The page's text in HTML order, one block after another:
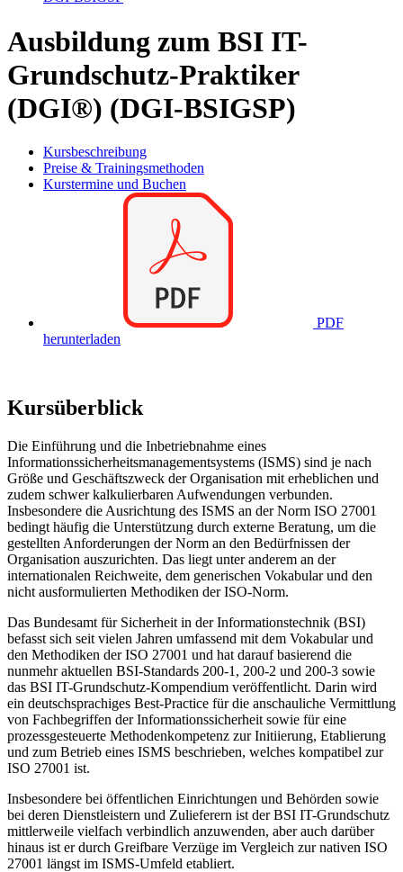
Ausbildung zum BSI IT-
Grundschutz-Praktiker
(DGI®) (DGI-BSIGSP)
Kursbeschreibung
Preise & Trainingsmethoden
Kurstermine und Buchen
PDF
herunterladen
Kursüberblick
Die Einführung und die Inbetriebnahme eines
Informationssicherheitsmanagementsystems (ISMS) sind je nach
Größe und Geschäftszweck der Organisation mit erheblichen und
zudem schwer kalkulierbaren Aufwendungen verbunden.
Insbesondere die Ausrichtung des ISMS an der Norm ISO 27001
bedingt häufig die Unterstützung durch externe Beratung, um die
gestellten Anforderungen der Norm an den Bedürfnissen der
Organisation auszurichten. Das liegt unter anderem an der
internationalen Reichweite, dem generischen Vokabular und den
nicht ausformulierten Methodiken der ISO-Norm.
Das Bundesamt für Sicherheit in der Informationstechnik (BSI)
befasst sich seit vielen Jahren umfassend mit dem Vokabular und
den Methodiken der ISO 27001 und hat darauf basierend die
nunmehr aktuellen BSI-Standards 200-1, 200-2 und 200-3 sowie
das BSI IT-Grundschutz-Kompendium veröffentlicht. Darin wird
ein deutschsprachiges Best-Practice für die anschauliche Vermittlung
von Fachbegriffen der Informationssicherheit sowie für eine
prozessgesteuerte Methodenkompetenz zur Initiierung, Etablierung
und zum Betrieb eines ISMS beschrieben, welches kompatibel zur
ISO 27001 ist.
Insbesondere bei öffentlichen Einrichtungen und Behörden sowie
bei deren Dienstleistern und Zulieferern ist der BSI IT-Grundschutz
mittlerweile vielfach verbindlich anzuwenden, aber auch darüber
hinaus ist er durch Greifbare Verzüge im Vergleich zur nativen ISO
27001 längst im ISMS-Umfeld etabliert.